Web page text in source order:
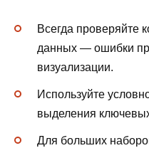
Всегда проверяйте
данных — ошибки
визуализации.
Используйте
выделения
Для больших